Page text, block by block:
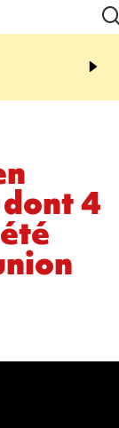
établissements ont
4